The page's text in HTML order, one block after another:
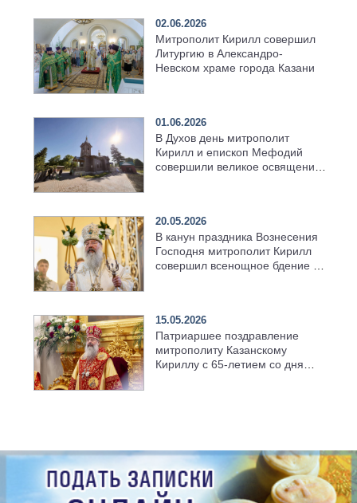
02.06.2026
Митрополит Кирилл совершил
Литургию в Александро-
Невском храме города Казани
01.06.2026
В Духов день митрополит
Кирилл и епископ Мефодий
совершили великое освящение
20.05.2026
В канун праздника Вознесения
Господня митрополит Кирилл
совершил всенощное бдение в
15.05.2026
Патриаршее поздравление
митрополиту Казанскому
Кириллу с 65-летием со дня